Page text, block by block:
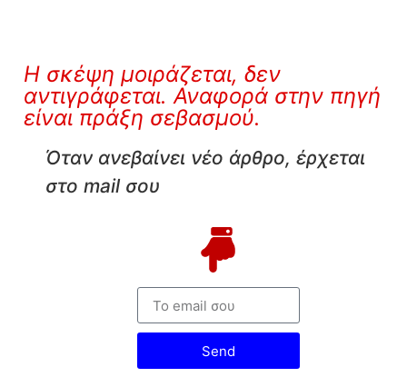
Η σκέψη μοιράζεται, δεν
αντιγράφεται. Αναφορά στην πηγή
είναι πράξη σεβασμού.
Όταν ανεβαίνει νέο άρθρο, έρχεται
στο mail σου
Send